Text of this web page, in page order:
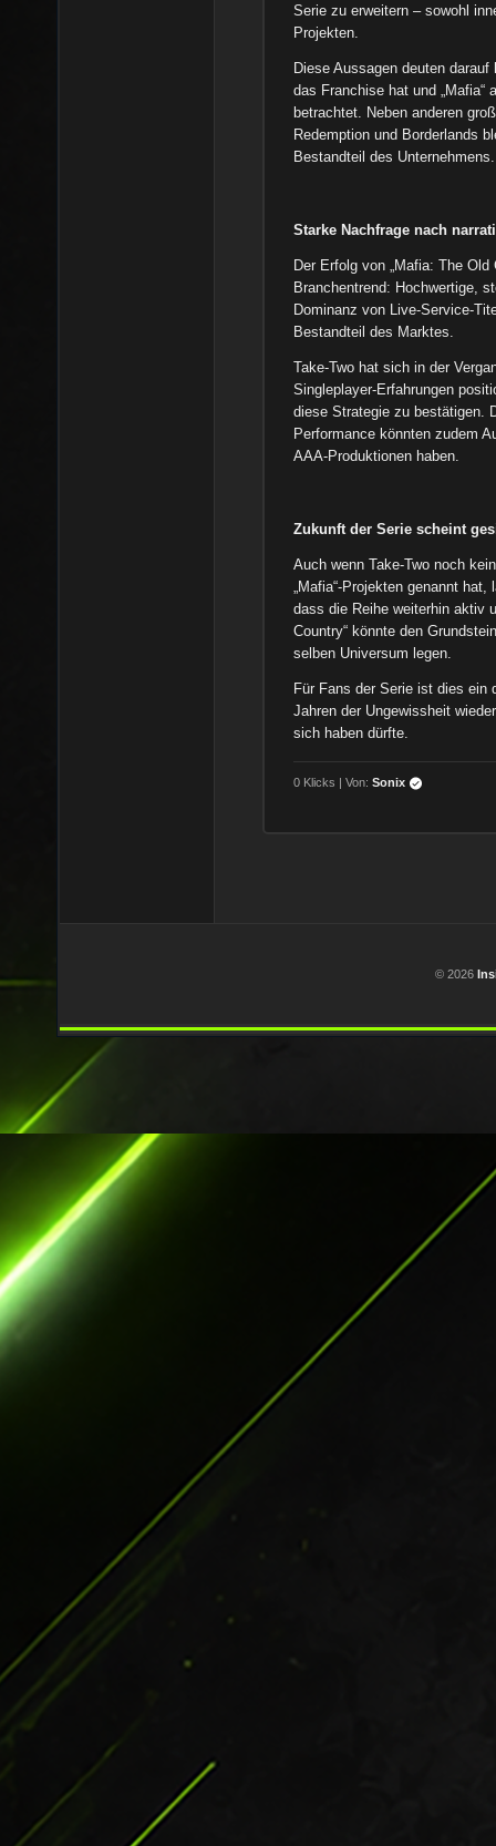
Serie zu erweitern – sowohl
Projekten.
Diese Aussagen deuten
das Franchise hat und
betrachtet. Neben anderen
Redemption und Borderlands
Bestandteil des Unternehmens.
Starke Nachfrage nach
Der Erfolg von „Mafia: The
Branchentrend: Hochwertige,
Dominanz von Live-Service-
Bestandteil des Marktes.
Take-Two hat sich in der
Singleplayer-Erfahrungen
diese Strategie zu bestätigen.
Performance könnten zudem
AAA-Produktionen haben.
Zukunft der Serie scheint
Auch wenn Take-Two noch
„Mafia“-Projekten genannt
dass die Reihe weiterhin aktiv
Country“ könnte den
selben Universum legen.
Für Fans der Serie ist dies ein
Jahren der Ungewissheit
sich haben dürfte.
0 Klicks | Von:Sonix
© 2026